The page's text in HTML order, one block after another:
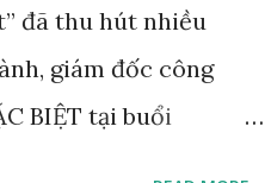
đã thu hút nhiều
giám đốc công
BIỆT tại buổi